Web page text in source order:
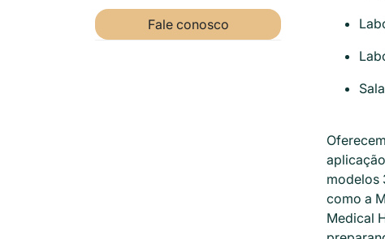
Fale conosco
modelos
como a
Medical